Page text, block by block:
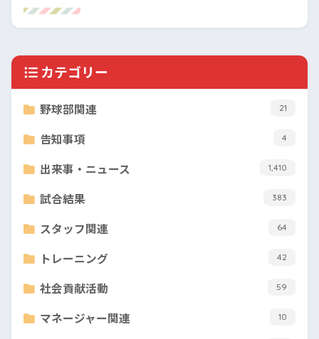
カテゴリー
野球部関連 21
告知事項 4
出来事・ニュース 1,410
試合結果 383
スタッフ関連 64
トレーニング 42
社会貢献活動 59
マネージャー関連 10